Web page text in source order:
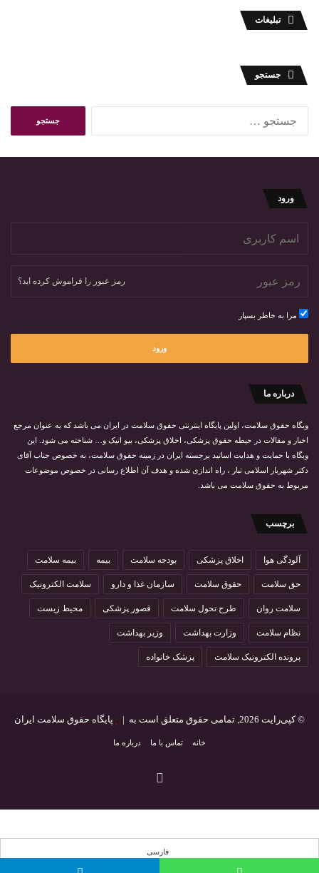
تبلیغات
جستجو
ج
ورود
رمز عبور را فراموش کرده اید؟
مرا به خاطر بسپار
ورود
درباره ما
وبگاه حقوق سلامت، اولین پایگاه اینترنتی حقوق سلامت در ایران می باشد که به عنوان مرجع
اخبار و مقالات در حیطه حقوق پزشکی، اخلاق پزشکی، بیو اتیک و… شناخته می شود. این
وبگاه با حمایت و هدایت اساتید برجسته ایران در زمینه حقوق سلامت، به خصوص جناب آقای
دکتر شهریار اسلامی تبار ، راه اندازی شده و هدف آن اطلاع رسانی در خصوص موضوعات
مربوط به حقوق سلامت می باشد.
برچسب
آلودگی هوا اخلاق پزشکی بودجه سلامت بیمه بیمه سلامت
حق سلامت حقوق سلامت سازمان غذا و دارو سلامت الکترونیک
سلامت روان طرح تحول سلامت قصور پزشکی محیط زیست
نظام سلامت وزارت بهداشت وزیر بهداشت
پرونده الکترونیک سلامت پزشک خانواده
© کپی‌رایت 2026, تمامی حقوق متعلق است به | پایگاه حقوق سلامت ایران
خانه تماس با ما درباره ما
فارسی